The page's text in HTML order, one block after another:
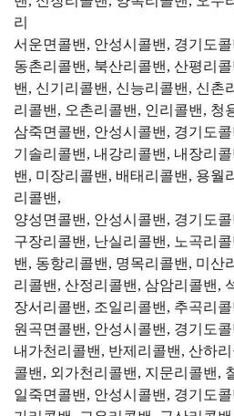
리
서운면콜밴, 안성시콜밴, 경기도콜
동촌리콜밴, 북산리콜밴, 산평리
밴, 신기리콜밴, 신능리콜밴, 신촌
리콜밴, 오촌리콜밴, 인리콜밴, 청
삼죽면콜밴, 안성시콜밴, 경기도콜
기솔리콜밴, 내강리콜밴, 내장리
밴, 미장리콜밴, 배태리콜밴, 용월
리콜밴,
양성면콜밴, 안성시콜밴, 경기도콜
구장리콜밴, 난실리콜밴, 노곡리
밴, 동항리콜밴, 명목리콜밴, 미산
리콜밴, 산정리콜밴, 삼암리콜밴,
장서리콜밴, 조일리콜밴, 추곡리
원곡면콜밴, 안성시콜밴, 경기도콜
내가천리콜밴, 반제리콜밴, 산하
콜밴, 외가천리콜밴, 지문리콜밴,
일죽면콜밴, 안성시콜밴, 경기도콜